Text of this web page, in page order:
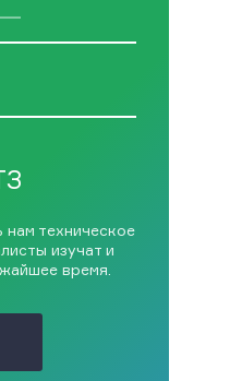
техническое
изучат и
время.